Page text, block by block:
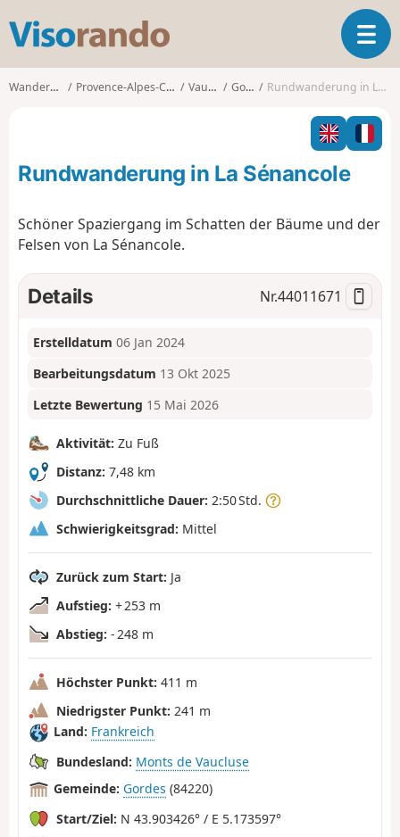
s
o
T
o
l
n
g
i
o
Wanderungen Provence-Alpes-Côte d'Azur Vaucluse Gordes Rundwanderung in La Sénancole
Rundwanderung in La Sénancole
Schöner Spaziergang im Schatten der Bäume und der
Felsen von La Sénancole.
Details Nr.44011671
Erstelldatum 06 Jan 2024
Bearbeitungsdatum 13 Okt 2025
Letzte Bewertung 15 Mai 2026
Aktivität: Zu Fuß
Distanz: 7,48 km
Durchschnittliche Dauer: 2:50 Std.
Schwierigkeitsgrad: Mittel
Zurück zum Start: Ja
Aufstieg: + 253 m
Abstieg: - 248 m
Höchster Punkt: 411 m
Niedrigster Punkt: 241 m
Land: Frankreich
Bundesland: Monts de Vaucluse
Gemeinde: Gordes (84220)
Start/Ziel: N 43.903426° / E 5.173597°